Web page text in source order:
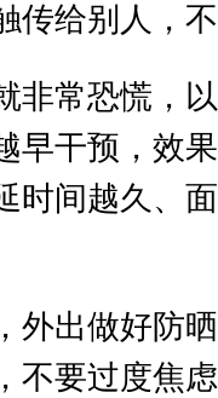
传给别人，
非常恐慌，
早干预，效
时间越久、
外出做好防
不要过度焦